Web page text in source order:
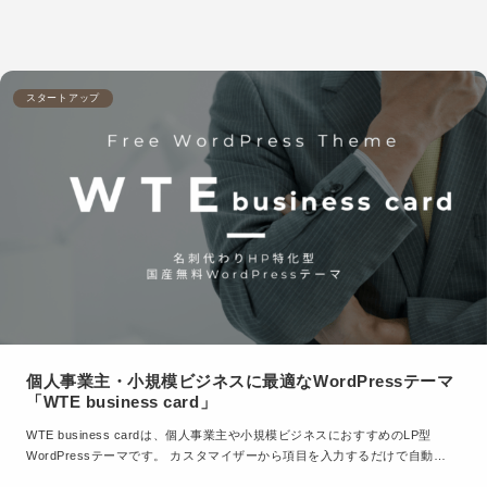
スタートアップ
個人事業主・小規模ビジネスに最適なWordPressテーマ
「WTE business card」
WTE business cardは、個人事業主や小規模ビジネスにおすすめのLP型
WordPressテーマです。 カスタマイザーから項目を入力するだけで自動…